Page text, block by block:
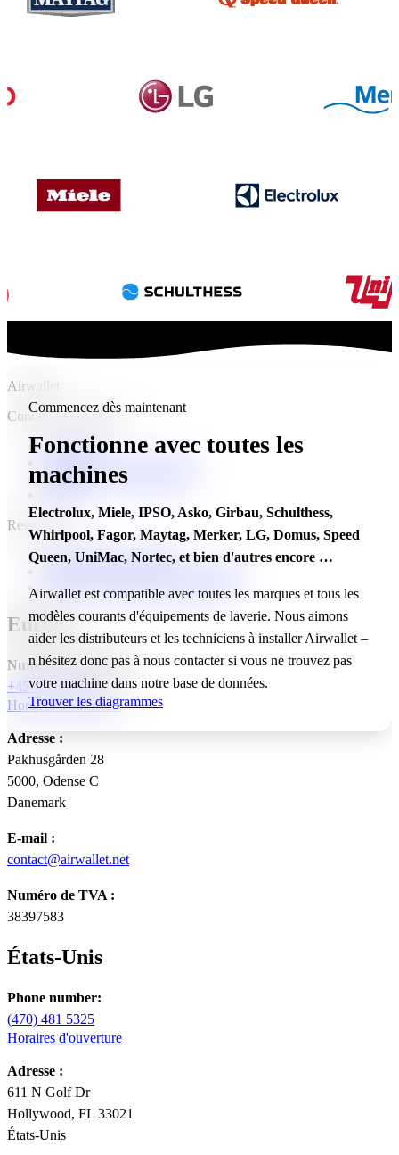
Commencez dès maintenant
Fonctionne avec toutes les
machines
Electrolux, Miele, IPSO, Asko, Girbau, Schulthess,
Whirlpool, Fagor, Maytag, Merker, LG, Domus, Speed
Queen, UniMac, Nortec, et bien d'autres encore …
Airwallet est compatible avec toutes les marques et tous les
modèles courants d'équipements de laverie. Nous aimons
aider les distributeurs et les techniciens à installer Airwallet –
n'hésitez donc pas à nous contacter si vous ne trouvez pas
votre machine dans notre base de données.
Trouver les diagrammes
Airwallet
Conditions générales :
Utilisateurs
Entreprises (Airwallet ApS)
Entreprises (Airwallet Inc.)
Ressources :
Feuille de route produit
Code de conduite des fournisseurs
Europe
Numéro de téléphone :
+45 78 70 99 99
Horaires d'ouverture
Adresse :
Pakhusgården 28
5000, Odense C
Danemark
E-mail :
contact@airwallet.net
Numéro de TVA :
38397583
États-Unis
Phone number:
(470) 481 5325
Horaires d'ouverture
Adresse :
611 N Golf Dr
Hollywood, FL 33021
États-Unis